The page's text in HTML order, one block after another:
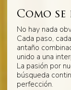
Como
No hay nada
Cada paso,
antaño
unido a una
La pasión por
búsqueda
perfección.